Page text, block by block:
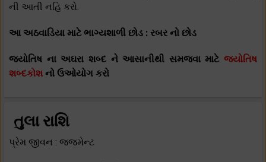
ની આતી નહિ કરો.
આ અઠવાડિયા માટે ભાગ્યશાળી છોડ : રબર નો છોડ
જ્યોતિષ ના અઘરા શબ્દ ને આસાનીથી સમજવા માટે જ્યોતિષ
શબ્દકોશ નો ઉઓયોગ કરો
તુલા રાશિ
પ્રેમ જીવન : જજમેન્ટ